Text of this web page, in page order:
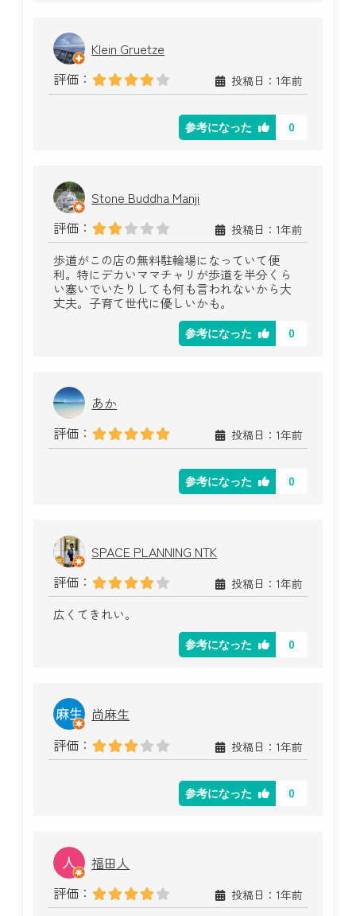
Klein Gruetze
評価：
投稿日：1年前
参考になった 0
Stone Buddha Manji
評価：
投稿日：1年前
歩道がこの店の無料駐輪場になっていて便
利。特にデカいママチャリが歩道を半分くら
い塞いでいたりしても何も言われないから大
丈夫。子育て世代に優しいかも。
参考になった 0
あか
評価：
投稿日：1年前
参考になった 0
SPACE PLANNING NTK
評価：
投稿日：1年前
広くてきれい。
参考になった 0
尚麻生
評価：
投稿日：1年前
参考になった 0
福田人
評価：
投稿日：1年前